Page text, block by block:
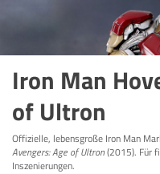
Iron Man
of Ultron
Offizielle, lebensgroße Iron Man
Avengers: Age of Ultron(2015). Für
Inszenierungen.